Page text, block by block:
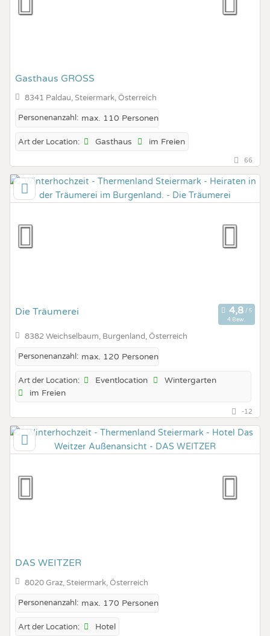
Gasthaus GROSS
8341 Paldau, Steiermark, Österreich
Personenanzahl: max. 110 Personen
Art der Location: Gasthaus im Freien
66
Die Träumerei
4 Bew.
8382 Weichselbaum, Burgenland, Österreich
Personenanzahl: max. 120 Personen
Art der Location: Eventlocation
Wintergarten
im Freien
-12
DAS WEITZER
8020 Graz, Steiermark, Österreich
Personenanzahl: max. 170 Personen
Art der Location: Hotel